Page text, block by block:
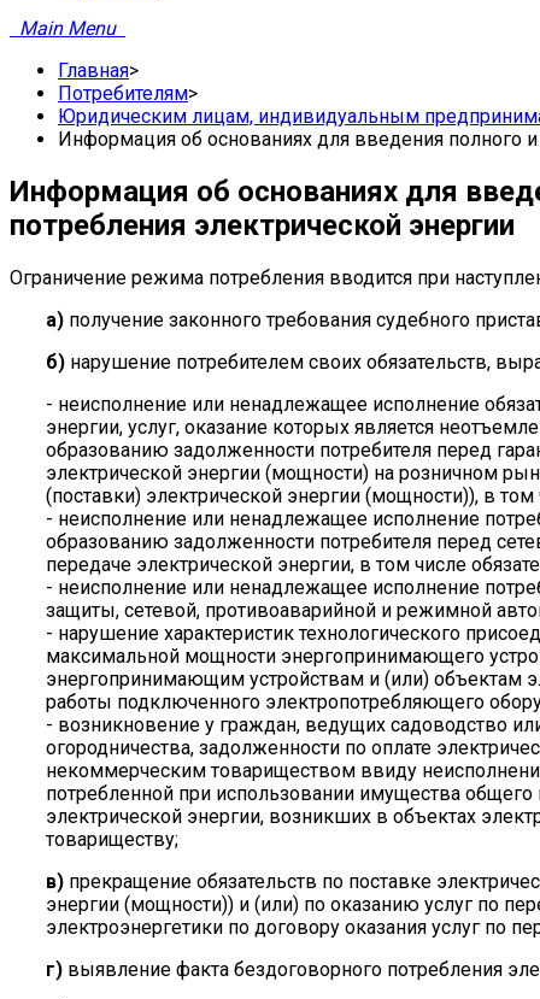
Main Menu
Главная>
Потребителям>
Юридическим лицам, индивидуальным
Информация об основаниях для введения полного
Информация об основаниях для
потребления электрической энергии
Ограничение режима потребления вводится при
а) получение законного требования судебного
б) нарушение потребителем своих обязательств,
- неисполнение или ненадлежащее исполнение
энергии, услуг, оказание которых является
образованию задолженности потребителя перед
электрической энергии (мощности) на розничном
(поставки) электрической энергии (мощности)), в
- неисполнение или ненадлежащее исполнение
образованию задолженности потребителя перед
передаче электрической энергии, в том числе
- неисполнение или ненадлежащее исполнение
защиты, сетевой, противоаварийной и режимной
- нарушение характеристик технологического
максимальной мощности энергопринимающего
энергопринимающим устройствам и (или) объектам
работы подключенного электропотребляющего
- возникновение у граждан, ведущих садоводство
огородничества, задолженности по оплате
некоммерческим товариществом ввиду
потребленной при использовании имущества общего
электрической энергии, возникших в объектах
товариществу;
в) прекращение обязательств по поставке
энергии (мощности)) и (или) по оказанию услуг по
электроэнергетики по договору оказания услуг по
г) выявление факта бездоговорного потребления